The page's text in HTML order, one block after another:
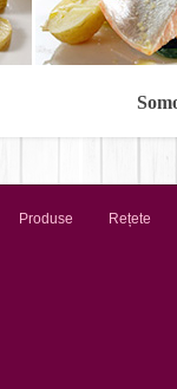
Produse Rețete